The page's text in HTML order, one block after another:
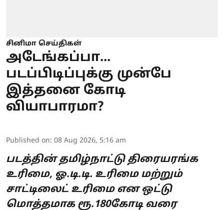
சினிமா செய்திகள்
அடேங்கப்பா...
படப்பிடிப்புக்கு முன்பே
இத்தனை கோடி
வியாபாரமா?
Published on: 08 Aug 2026, 5:16 am
படத்தின் தமிழ்நாட்டு திரையரங்க
உரிமை, ஓ.டி.டி. உரிமை மற்றும்
சாட்டிலைட் உரிமை என ஒட்டு
மொத்தமாக ரூ.180கோடி வரை